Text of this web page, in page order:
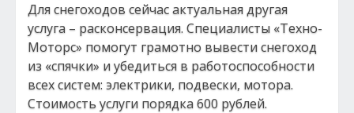
Для снегоходов сейчас актуальная другая
услуга – расконсервация. Специалисты «Техно-
Моторс» помогут грамотно вывести снегоход
из «спячки» и убедиться в работоспособности
всех систем: электрики, подвески, мотора.
Стоимость услуги порядка 600 рублей.